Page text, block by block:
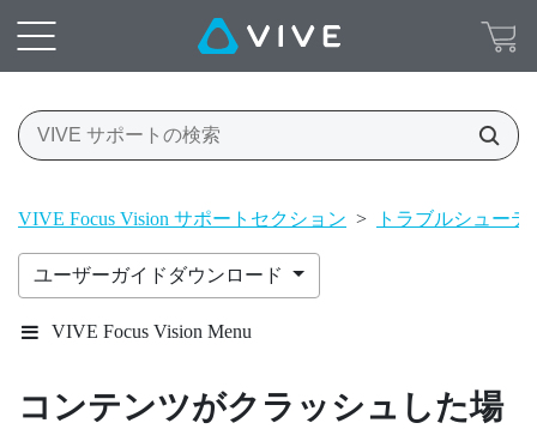
VIVE Focus Vision サポートセクション > トラブルシュー
ユーザーガイドダウンロード
VIVE Focus Vision Menu
コンテンツがクラッシュした場